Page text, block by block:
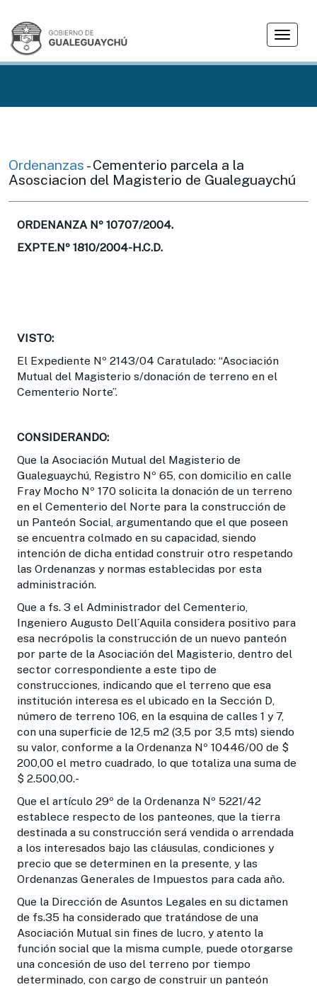
T
g
i
Ordenanzas - Cementerio parcela a la
Asosciacion del Magisterio de Gualeguaychú
ORDENANZA Nº 10707/2004.
EXPTE.Nº 1810/2004-H.C.D.
VISTO:
El Expediente Nº 2143/04 Caratulado: “Asociación
Mutual del Magisterio s/donación de terreno en el
Cementerio Norte”.
CONSIDERANDO:
Que la Asociación Mutual del Magisterio de
Gualeguaychú, Registro Nº 65, con domicilio en calle
Fray Mocho Nº 170 solicita la donación de un terreno
en el Cementerio del Norte para la construcción de
un Panteón Social, argumentando que el que poseen
se encuentra colmado en su capacidad, siendo
intención de dicha entidad construir otro respetando
las Ordenanzas y normas establecidas por esta
administración.
Que a fs. 3 el Administrador del Cementerio,
Ingeniero Augusto Dell´Aquila considera positivo para
esa necrópolis la construcción de un nuevo panteón
por parte de la Asociación del Magisterio, dentro del
sector correspondiente a este tipo de
construcciones, indicando que el terreno que esa
institución interesa es el ubicado en la Sección D,
número de terreno 106, en la esquina de calles 1 y 7,
con una superficie de 12,5 m2 (3,5 por 3,5 mts) siendo
su valor, conforme a la Ordenanza Nº 10446/00 de $
200,00 el metro cuadrado, lo que totaliza una suma de
$ 2.500,00.-
Que el artículo 29º de la Ordenanza Nº 5221/42
establece respecto de los panteones, que la tierra
destinada a su construcción será vendida o arrendada
a los interesados bajo las cláusulas, condiciones y
precio que se determinen en la presente, y las
Ordenanzas Generales de Impuestos para cada año.
Que la Dirección de Asuntos Legales en su dictamen
de fs.35 ha considerado que tratándose de una
Asociación Mutual sin fines de lucro, y atento la
función social que la misma cumple, puede otorgarse
una concesión de uso del terreno por tiempo
determinado, con cargo de construir un panteón